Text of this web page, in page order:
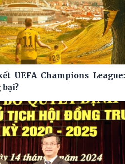
UEFA Champions League: